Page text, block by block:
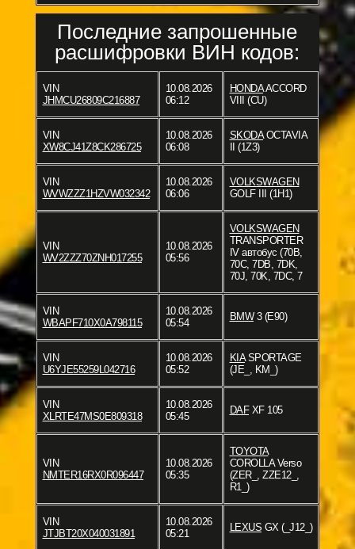
Последние запрошенные
расшифровки ВИН кодов:
VIN
JHMCU26809C216887
10.08.2026
06:12
HONDAACCORD
VIII (CU)
VIN
XW8CJ41Z8CK286725
10.08.2026
06:08
SKODAOCTAVIA
II (1Z3)
VIN
WVWZZZ1HZVW032342
10.08.2026
06:06
VOLKSWAGEN
GOLF III (1H1)
VIN
WV2ZZZ70ZNH017255
10.08.2026
05:56
VOLKSWAGEN
TRANSPORTER
IV автобус (70B,
70C, 7DB, 7DK,
70J, 70K, 7DC, 7
VIN
WBAPF710X0A798115
10.08.2026
05:54
BMW3 (E90)
VIN
U6YJE55259L042716
10.08.2026
05:52
KIASPORTAGE
(JE_, KM_)
VIN
XLRTE47MS0E809318
10.08.2026
05:45
DAFXF 105
VIN
NMTER16RX0R096447
10.08.2026
05:35
TOYOTA
COROLLA Verso
(ZER_, ZZE12_,
R1_)
VIN
JTJBT20X040031891
10.08.2026
05:21
LEXUS GX (_J12_)